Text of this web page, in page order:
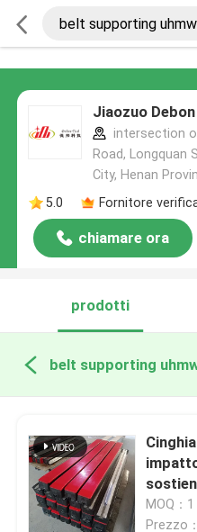
Jiaozuo
intersection
Road, Longquan
City, Henan
5.0
Fornitore
chiamare ora
prodotti
MOQ：
Prezzo